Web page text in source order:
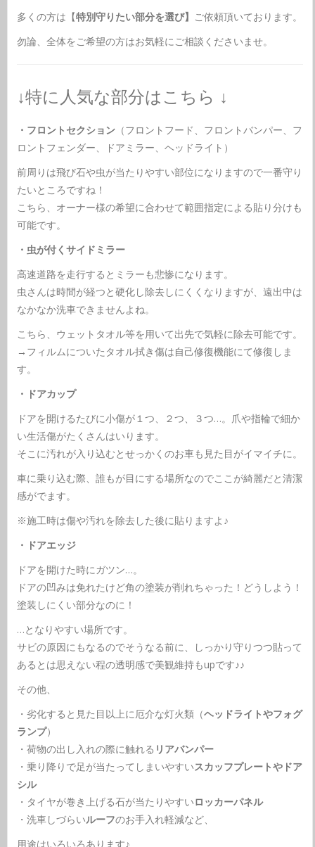
多くの方は【特別守りたい部分を選び】
ご依頼頂いております。
勿論、全体をご希望の方はお気軽にご相談くださいませ。
↓特に人気な部分はこちら ↓
・フロントセクション （フロントフード、フロントバンパー、フ
ロントフェンダー、ドアミラー、ヘッドライト）
前周りは飛び石や虫が当たりやすい部位になりますので一番守り
たいところですね！
こちら、オーナー様の希望に合わせて範囲指定による貼り分けも
可能です。
・虫が付くサイドミラー
高速道路を走行するとミラーも悲惨になります。
虫さんは時間が経つと硬化し除去しにくくなりますが、遠出中は
なかなか洗車できませんよね。
こちら、ウェットタオル等を用いて出先で気軽に除去可能です。
→フィルムについたタオル拭き傷は自己修復機能にて修復しま
す。
・ドアカップ
ドアを開けるたびに小傷が１つ、２つ、３つ…。爪や指輪で細か
い生活傷がたくさんはいります。
そこに汚れが入り込むとせっかくのお車も見た目がイマイチに。
車に乗り込む際、誰もが目にする場所なのでここが綺麗だと清潔
感がでます。
※施工時は傷や汚れを除去した後に貼りますよ♪
・ドアエッジ
ドアを開けた時にガツン…。
ドアの凹みは免れたけど角の塗装が削れちゃった！どうしよう！
塗装しにくい部分なのに！
…となりやすい場所です。
サビの原因にもなるのでそうなる前に、しっかり守りつつ貼って
あるとは思えない程の透明感で美観維持もupです♪♪
その他、
・劣化すると見た目以上に厄介な灯火類（ヘッドライトやフォグ
ランプ）
・荷物の出し入れの際に触れる リアバンパー
・乗り降りで足が当たってしまいやすいスカッフプレートやドア
シル
・タイヤが巻き上げる石が当たりやすいロッカーパネル
・洗車しづらいルーフのお手入れ軽減など、
用途はいろいろあります♪